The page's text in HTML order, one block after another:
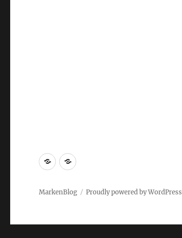
Markenrecherche
Gastbeiträge
MarkenBlog Proudly powered by WordPress